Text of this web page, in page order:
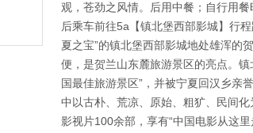
观，苍劲之风情。后用中餐；自行用餐
后乘车前往5a【镇北堡西部影城】行
夏之宝”的镇北堡西部影城地处雄浑的
便，是贺兰山东麓旅游景区的亮点。
国最佳旅游景区”，并被宁夏回汉乡亲
中以古朴、荒凉、原始、粗犷、民间
影视片100余部，享有“中国电影从这